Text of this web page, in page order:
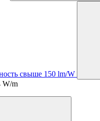
свыше 150 lm/W
W/m